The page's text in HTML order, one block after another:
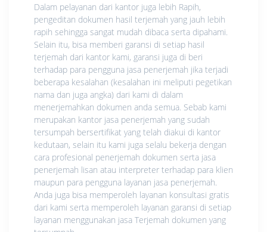
Dalam pelayanan dari kantor juga lebih Rapih,
pengeditan dokumen hasil terjemah yang jauh lebih
rapih sehingga sangat mudah dibaca serta dipahami.
Selain itu, bisa memberi garansi di setiap hasil
terjemah dari kantor kami, garansi juga di beri
terhadap para pengguna jasa penerjemah jika terjadi
beberapa kesalahan (kesalahan ini meliputi pegetikan
nama dan juga angka) dari kami di dalam
menerjemahkan dokumen anda semua. Sebab kami
merupakan kantor jasa penerjemah yang sudah
tersumpah bersertifikat yang telah diakui di kantor
kedutaan, selain itu kami juga selalu bekerja dengan
cara profesional penerjemah dokumen serta jasa
penerjemah lisan atau interpreter terhadap para klien
maupun para pengguna layanan jasa penerjemah.
Anda juga bisa memperoleh layanan konsultasi gratis
dari kami serta memperoleh layanan garansi di setiap
layanan menggunakan jasa Terjemah dokumen yang